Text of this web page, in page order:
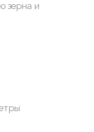
зерна и